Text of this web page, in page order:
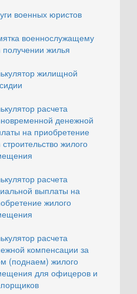
военных юристов
военнослужащему
получении жилья
жилищной
расчета
денежной
на приобретение
строительство жилого
расчета
выплаты на
жилого
расчета
компенсации за
(поднаем) жилого
для офицеров и